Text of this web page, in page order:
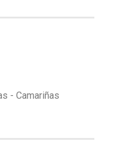
- Camariñas